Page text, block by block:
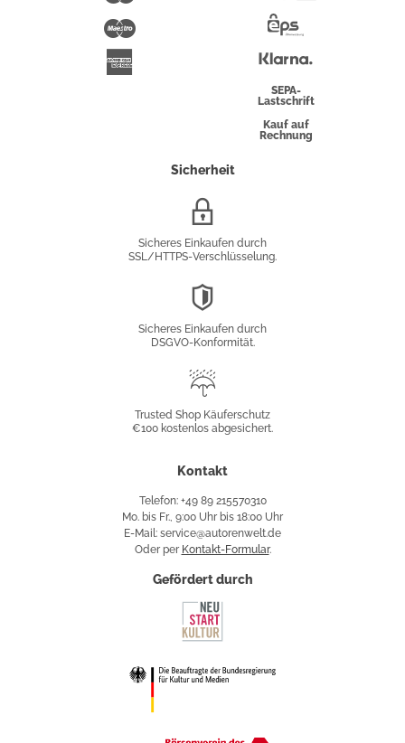
Maestro
Überweisung
SEPA-
Lastschrift
Kauf auf
Rechnung
Sicherheit
Sicheres Einkaufen durch
SSL/HTTPS-Verschlüsselung.
Sicheres Einkaufen durch
DSGVO-Konformität.
Käuferschutz
Trusted Shop Käuferschutz
€100 kostenlos abgesichert.
Kontakt
Telefon: +49 89 215570310
Mo. bis Fr., 9:00 Uhr bis 18:00 Uhr
E-Mail: service@autorenwelt.de
Oder per Kontakt-Formular.
Gefördert durch